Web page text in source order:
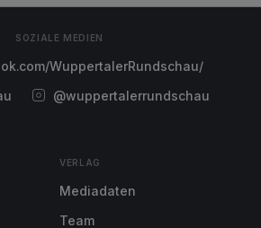
SOZIALE MEDIEN
WuppertalerRundschau/
@wuppertalerrundschau
VERLAG
Mediadaten
Team